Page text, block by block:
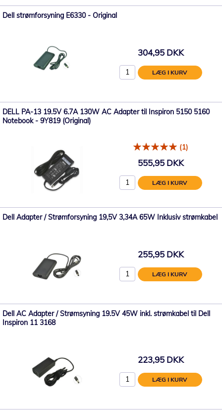
Dell strømforsyning E6330 - Original
304,95 DKK
LÆG I KURV
DELL PA-13 19.5V 6.7A 130W AC Adapter til Inspiron 5150 5160
Notebook - 9Y819 (Original)
(1)
555,95 DKK
LÆG I KURV
Dell Adapter / Strømforsyning 19,5V 3,34A 65W Inklusiv strømkabel
255,95 DKK
LÆG I KURV
Dell AC Adapter / Strømsyning 19.5V 45W inkl. strømkabel til Dell
Inspiron 11 3168
223,95 DKK
LÆG I KURV